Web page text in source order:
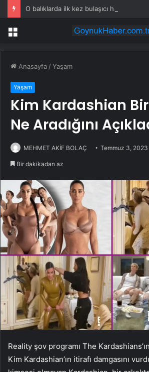
Menü
Anasayfa /Yaşam
Yaşam
Kim Kardashian
Ne Aradığını
MEHMET AKİF BOLAÇ Temmuz 3, 2023
Bir dakikadan az
Reality şov programı The
Kim Kardashian’ın itirafı damgasını